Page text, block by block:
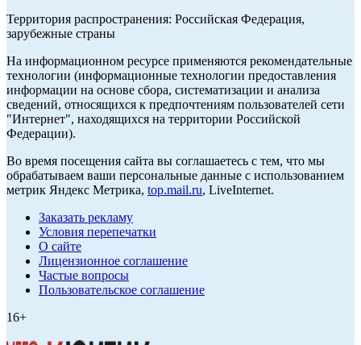
Территория распространения: Российская Федерация,
зарубежные страны
На информационном ресурсе применяются рекомендательные
технологии (информационные технологии предоставления
информации на основе сбора, систематизации и анализа
сведений, относящихся к предпочтениям пользователей сети
"Интернет", находящихся на территории Российской
Федерации).
Во время посещения сайта вы соглашаетесь с тем, что мы
обрабатываем ваши персональные данные с использованием
метрик Яндекс Метрика, top.mail.ru, LiveInternet.
Заказать рекламу
Условия перепечатки
О сайте
Лицензионное соглашение
Частые вопросы
Пользовательское соглашение
16+